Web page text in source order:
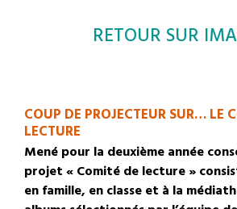
RETOUR SUR
COUP DE PROJECTEUR SUR… LE
LECTURE
Mené pour la deuxième année
projet « Comité de lecture »
en famille, en classe et à la